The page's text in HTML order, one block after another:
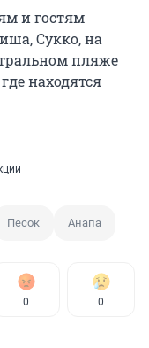
и гостям
Сукко, на
пляже
находятся
Песок Анапа
0 0